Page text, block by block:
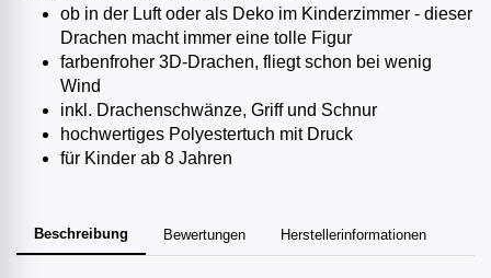
ob in der Luft oder als Deko im Kinderzimmer - dieser
Drachen macht immer eine tolle Figur
farbenfroher 3D-Drachen, fliegt schon bei wenig
Wind
inkl. Drachenschwänze, Griff und Schnur
hochwertiges Polyestertuch mit Druck
für Kinder ab 8 Jahren
Beschreibung Bewertungen Herstellerinformationen